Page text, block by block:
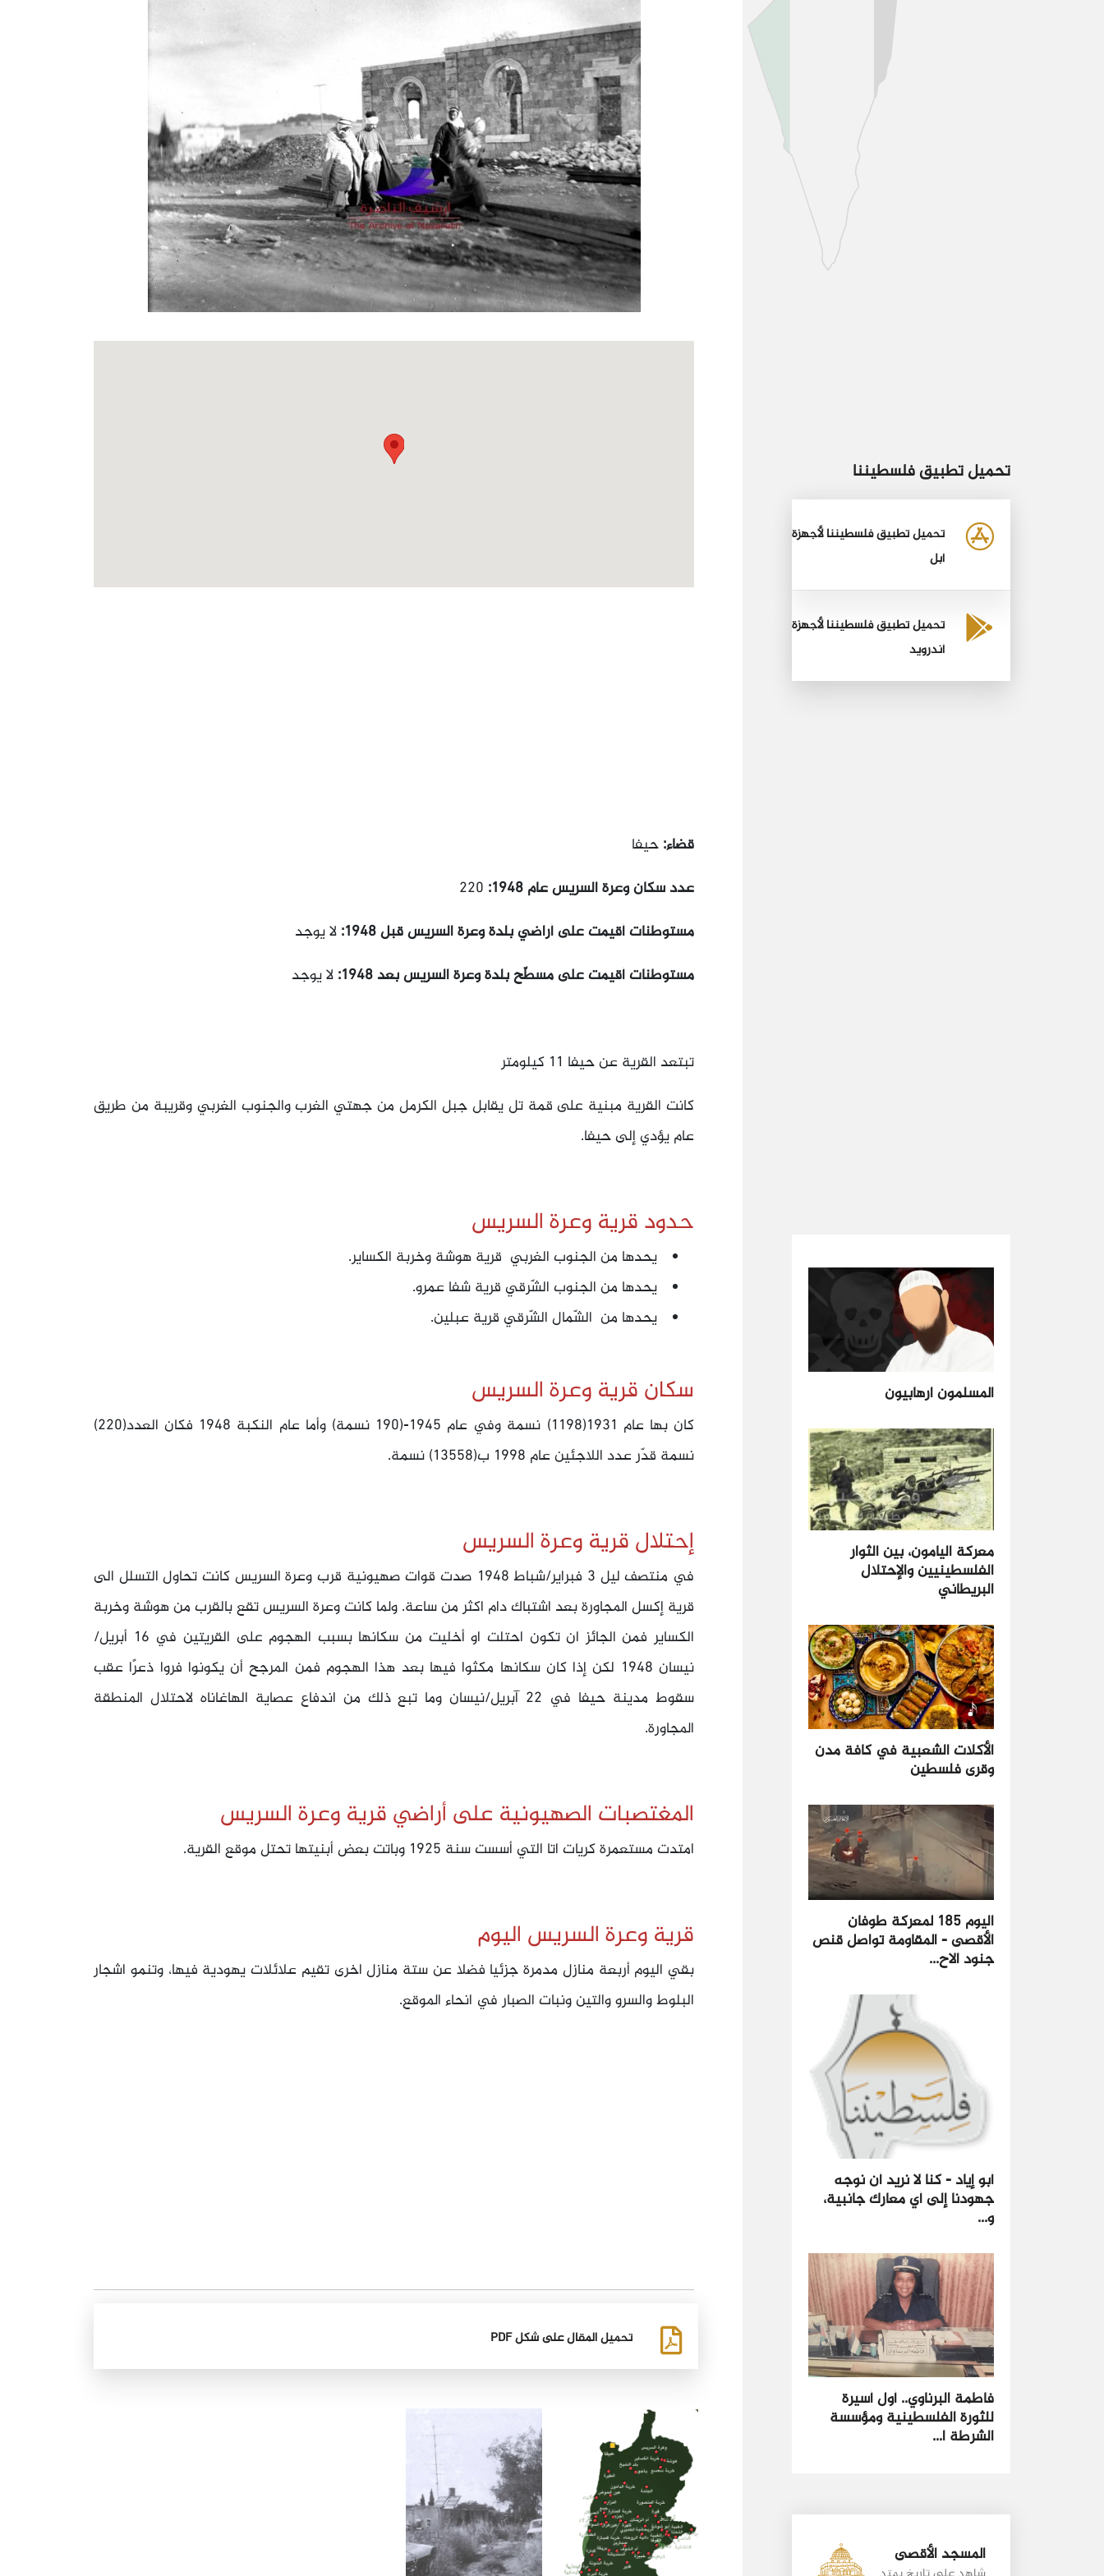
قضاء: حيفا
عدد سكان وعرة السريس عام 1948:
مستوطنات أقيمت على أراضي بلدة وعرة السريس قبل 1948:
لا يوجد
مستوطنات أقيمت على مسطّح بلدة وعرة السريس بعد 1948:
لا يوجد
تبتعد القرية عن حيفا 11 كيلومتر
كانت القرية مبنية على قمة تل يقابل جبل الكرمل من جهتي الغرب والجنوب الغربي وقريبة من طريق
عام يؤدي إلى حيفا.
حدود قرية وعرة السريس
يحدها من الجنوب الغربي قرية هوشة وخربة الكساير.
يحدها من الجنوب الشّرقي قرية شفا عمرو.
يحدها من الشّمال الشّرقي قرية عبلين.
سكان قرية وعرة السريس
كان بها عام 1931(1198) نسمة وفي عام 1945-(190 نسمة) وأما عام النكبة 1948 فكان العدد(220)
نسمة قدّر عدد اللاجئين عام 1998 ب(13558) نسمة.
إحتلال قرية وعرة السريس
في منتصف ليل 3 فبراير/شباط 1948 صدت قوات صهيونية قرب وعرة السريس كانت تحاول التسلل الى
قرية إكسل المجاورة بعد اشتباك دام اكثر من ساعة. ولما كانت وعرة السريس تقع بالقرب من هوشة وخربة
الكساير فمن الجائز ان تكون احتلت او أخليت من سكانها بسبب الهجوم على القريتين في
16 أبريل/
نيسان 1948 لكن إذا كان سكانها مكثوا فيها بعد هذا الهجوم فمن المرجح أن يكونوا فروا ذعرًا عقب
سقوط مدينة حيفا في 22 آبريل/نيسان وما تبع ذلك من اندفاع عصاية الهاغاناه لاحتلال المنطقة
المجاورة.
المغتصبات الصهيونية على أراضي قرية وعرة السريس
امتدت مستعمرة كريات اتا التي أسست سنة 1925 وباتت بعض أبنيتها تحتل موقع القرية.
قرية وعرة السريس اليوم
بقي اليوم أربعة منازل مدمرة جزئيا فضلا عن ستة منازل اخرى تقيم علائلات يهودية فيها، وتنمو اشجار
البلوط والسرو والتين ونبات الصبار في انحاء الموقع.
تحميل المقال على شكل PDF
تحميل تطبيق فلسطيننا
تحميل تطبيق فلسطيننا لأجهزة
أبل
تحميل تطبيق فلسطيننا لأجهزة
أندرويد
المسلمون ارهابيون
معركة اليامون، بين الثوار
الفلسطينيين والإحتلال
البريطاني
الأكلات الشعبية في كافة مدن
وقرى فلسطين
اليوم 185 لمعركة طوفان
الأقصى - المقاومة تواصل قنص
جنود الاح...
أبو إياد - كنا لا نريد أن نوجه
جهودنا إلى أي معارك جانبية،
و...
فاطمة البرناوي.. أول أسيرة
للثورة الفلسطينية ومؤسسة
الشرطة ا...
المسجد الأقصى